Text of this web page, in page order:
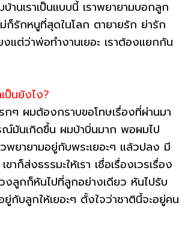
บ้านเราเป็นแบบนี้ เราพยายามบอกลูก
รักหนูที่สุดในโลก ตายายรัก ย่ารัก
แต่ว่าพ่อทำงานเยอะ เราต้องแยกกัน
ป็นยังไง?
ๆ ผมต้องกราบขอโทษเรื่องที่ผ่านมา
ณ์มันเกิดขึ้น ผมบ้าบิ่นมาก พอผมไป
พยายามอยู่กับพระเยอะๆ แล้วปลง มี
ขาก็ส่งธรรมะให้เรา เชื่อเรื่องเวรเรื่อง
วงลูกก็หันไปที่ลูกอย่างเดียว หันไปรับ
ยู่กับลูกให้เยอะๆ ตั้งใจว่าชาตินี้จะอยู่คน